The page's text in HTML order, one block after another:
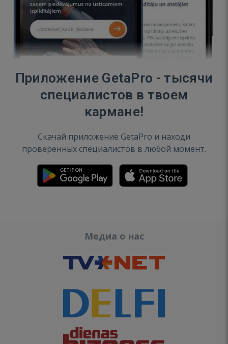
Приложение GetaPro - тысячи
специалистов в твоем
кармане!
Скачай приложение GetaPro и находи
проверенных специалистов в любой момент.
Медиа о нас